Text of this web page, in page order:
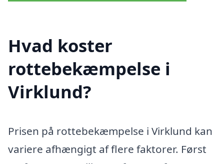
Hvad koster
rottebekæmpelse i
Virklund?
Prisen på rottebekæmpelse i Virklund kan
variere afhængigt af flere faktorer. Først